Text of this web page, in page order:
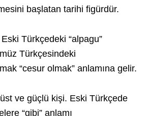
başlatan tarihi figürdür.
Türkçedeki “alpagu”
Türkçesindeki
“cesur olmak” anlamına gelir.
ve güçlü kişi. Eski Türkçede
“gibi” anlamı